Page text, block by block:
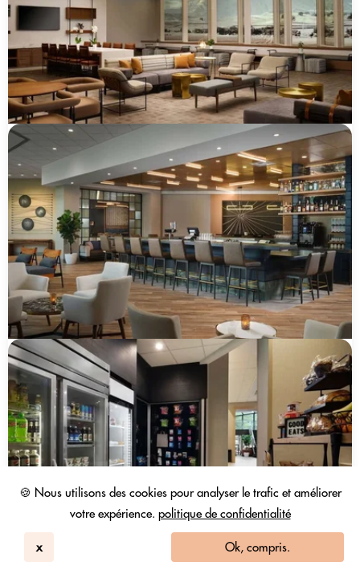
🍪 Nous utilisons des cookies pour analyser le trafic et améliorer
votre expérience. politique de confidentialité
x Ok, compris.